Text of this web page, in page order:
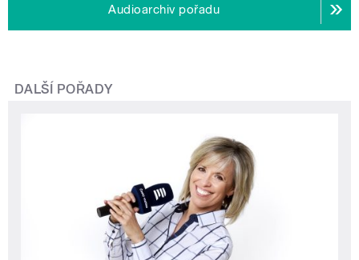
Audioarchiv pořadu
DALŠÍ POŘADY